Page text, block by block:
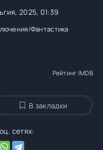
2025, 01:39
/Фантастика
Рейтинг IMDB
В закладки
сетях: